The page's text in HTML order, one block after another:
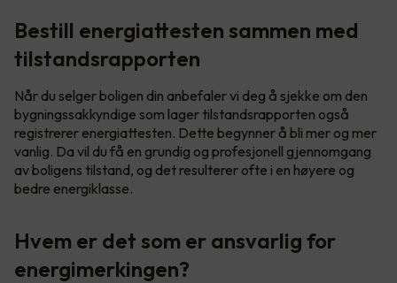
Bestill energiattesten sammen med
tilstandsrapporten
Når du selger boligen din anbefaler vi deg å sjekke om den
bygningssakkyndige som lager tilstandsrapporten også
registrerer energiattesten. Dette begynner å bli mer og mer
vanlig. Da vil du få en grundig og profesjonell gjennomgang
av boligens tilstand, og det resulterer ofte i en høyere og
bedre energiklasse.
Hvem er det som er ansvarlig for
energimerkingen?